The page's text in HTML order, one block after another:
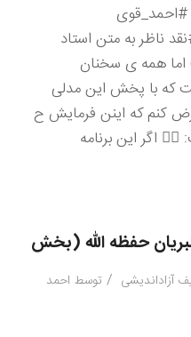
#جلسه_۳۶۵ #نقد ناظر به متن استاد
اما همه ی سخنان
که با پخش این مدلی
کنم که اینن فرمایش ح
قنبریان هم قابل پذیرش نیست: ۱️⃣ اگر این برنامه
حفظه الله (بخش
آزاداندیشی / توسط احمد